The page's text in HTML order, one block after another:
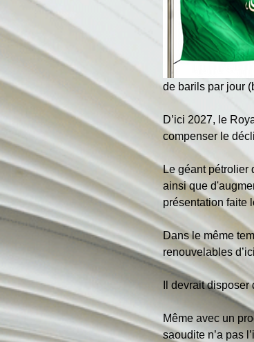
de barils par jour
D’ici 2027, le
compenser le
Le géant pétrolier
ainsi que
présentation faite
Dans le même
renouvelables
Il devrait
Même avec un
saoudite n’a pas